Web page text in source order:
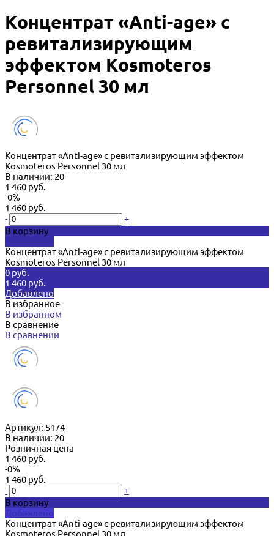
Концентрат «Anti-age» с
ревитализирующим
эффектом Kosmoteros
Personnel 30 мл
Концентрат «Anti-age» с ревитализирующим эффектом
Kosmoteros Personnel 30 мл
В наличии: 20
1 460 руб.
-0%
1 460 руб.
-
+
В корзину
Концентрат «Anti-age» с ревитализирующим эффектом
Kosmoteros Personnel 30 мл
0 руб.
1 460 руб.
Добавлено
В избранное
В избранном
В сравнение
В сравнении
Артикул: 5174
В наличии: 20
Розничная цена
1 460 руб.
-0%
1 460 руб.
-
+
В корзину
Добавлено
Концентрат «Anti-age» с ревитализирующим эффектом